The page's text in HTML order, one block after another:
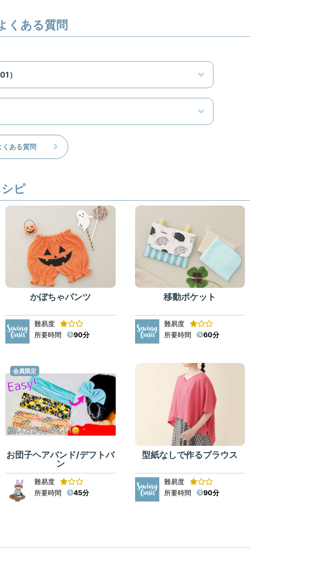
くある質問
）
くある質問
ピ
かぼちゃパンツ
難易度
所要時間
90分
移動ポケット
難易度
所要時間
60分
お団子ヘアバンド/デフトバ
ン
会員限定
難易度
所要時間
45分
型紙なしで作るブラウス
難易度
所要時間
90分